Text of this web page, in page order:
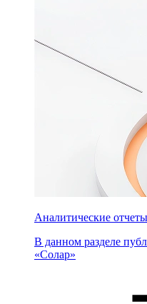
Аналитические отчеты
В данном разделе
«Солар»